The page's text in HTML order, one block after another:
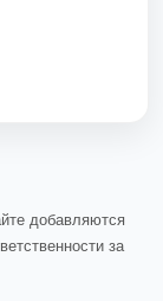
добавляются
за